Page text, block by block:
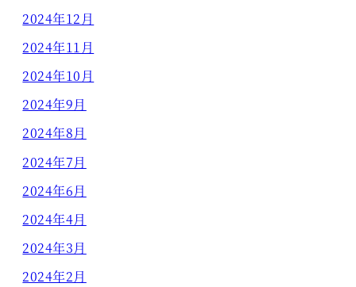
2024年12月
2024年11月
2024年10月
2024年9月
2024年8月
2024年7月
2024年6月
2024年4月
2024年3月
2024年2月